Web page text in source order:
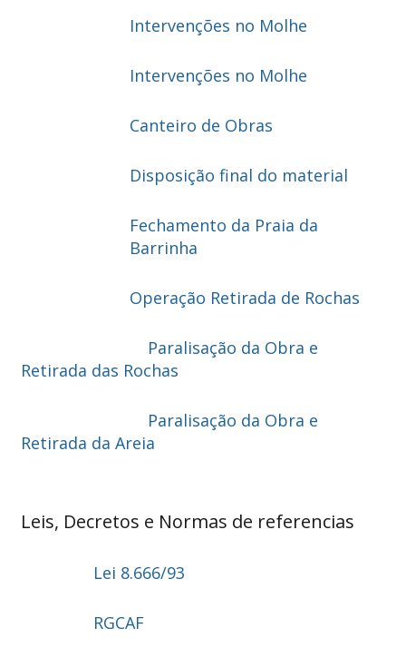
Intervenções no Molhe
Intervenções no Molhe
Canteiro de Obras
Disposição final do material
Fechamento da Praia da
Barrinha
Operação Retirada de Rochas
Paralisação da Obra e
Retirada das Rochas
Paralisação da Obra e
Retirada da Areia
Leis, Decretos e Normas de referencias
Lei 8.666/93
RGCAF